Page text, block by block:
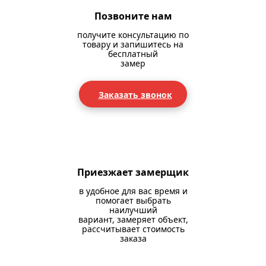
Позвоните нам
получите консультацию по
товару и запишитесь на
бесплатный
замер
Заказать звонок
Приезжает замерщик
в удобное для вас время и
помогает выбрать
наилучший
вариант, замеряет объект,
рассчитывает стоимость
заказа